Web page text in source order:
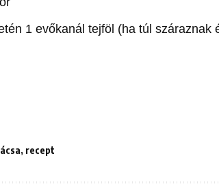
1 evőkanál tejföl (ha túl száraznak
, recept